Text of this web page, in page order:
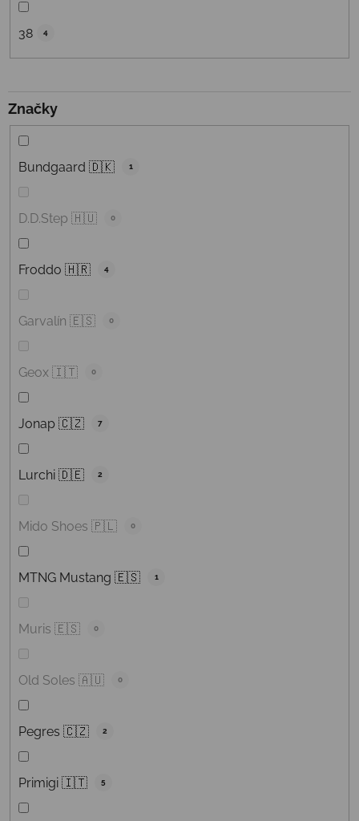
38 4
Značky
Bundgaard 🇩🇰 1
D.D.Step 🇭🇺 0
Froddo 🇭🇷 4
Garvalín 🇪🇸 0
Geox 🇮🇹 0
Jonap 🇨🇿 7
Lurchi 🇩🇪 2
Mido Shoes 🇵🇱 0
MTNG Mustang 🇪🇸 1
Muris 🇪🇸 0
Old Soles 🇦🇺 0
Pegres 🇨🇿 2
Primigi 🇮🇹 5